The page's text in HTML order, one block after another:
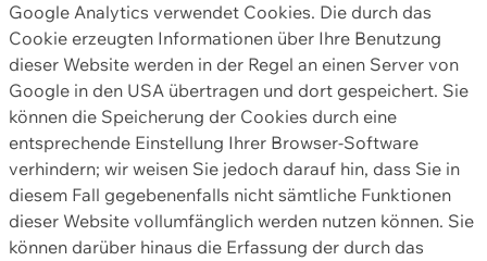
Google Analytics verwendet Cookies. Die durch das
Cookie erzeugten Informationen über Ihre Benutzung
dieser Website werden in der Regel an einen Server von
Google in den USA übertragen und dort gespeichert. Sie
können die Speicherung der Cookies durch eine
entsprechende Einstellung Ihrer Browser-Software
verhindern; wir weisen Sie jedoch darauf hin, dass Sie in
diesem Fall gegebenenfalls nicht sämtliche Funktionen
dieser Website vollumfänglich werden nutzen können. Sie
können darüber hinaus die Erfassung der durch das